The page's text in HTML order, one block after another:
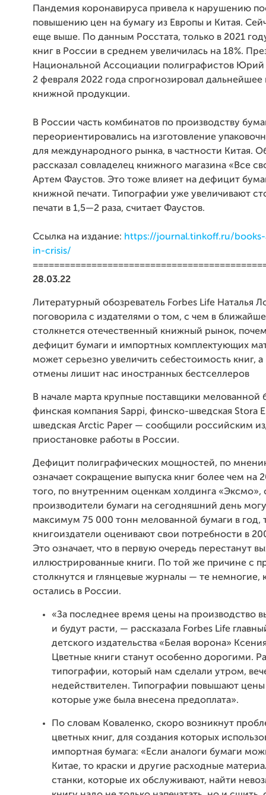
Пандемия коронавируса привела к нарушению
повышению цен на бумагу из Европы и Китая.
еще выше. По данным Росстата, только в 2021
книг в России в среднем увеличилась на 18%.
Национальной Ассоциации полиграфистов
2 февраля 2022 года спрогнозировал
книжной продукции.
В России часть комбинатов по производству
переориентировались на изготовление
для международного рынка, в частности Китая.
рассказал совладелец книжного магазина «Все
Артем Фаустов. Это тоже влияет на дефицит
книжной печати. Типографии уже увеличивают
печати в 1,5—2 раза, считает Фаустов.
Ссылка на издание: https://journal.tinkoff.ru/
in-crisis/
28.03.22
Литературный обозреватель Forbes Life Наталья
поговорила с издателями о том, с чем в
столкнется отечественный книжный рынок,
дефицит бумаги и импортных комплектующих
может серьезно увеличить себестоимость книг, а
отмены лишит нас иностранных бестселлеров
В начале марта крупные поставщики мелованной
финская компания Sappi, финско-шведская Stora
шведская Arctic Paper — сообщили российским
приостановке работы в России.
Дефицит полиграфических мощностей, по
означает сокращение выпуска книг более чем на
того, по внутренним оценкам холдинга «Эксмо»,
производители бумаги на сегодняшний день
максимум 75 000 тонн мелованной бумаги в год,
книгоиздатели оценивают свои потребности в
Это означает, что в первую очередь перестанут
иллюстрированные книги. По той же причине с
столкнутся и глянцевые журналы — те немногие,
остались в России.
«За последнее время цены на производство
и будут расти, — рассказала Forbes Life
детского издательства «Белая ворона»
Цветные книги станут особенно дорогими.
типографии, который нам сделали утром,
недействителен. Типографии повышают цены
которые уже была внесена предоплата».
По словам Коваленко, скоро возникнут
цветных книг, для создания которых
импортная бумага: «Если аналоги бумаги
Китае, то краски и другие расходные
станки, которые их обслуживают, найти